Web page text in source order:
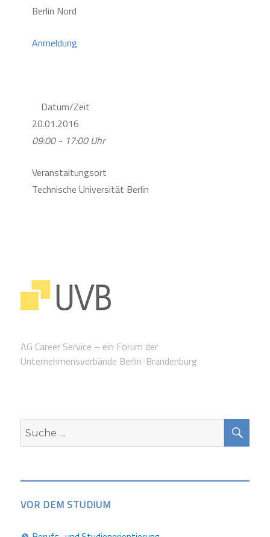
Berlin Nord
Anmeldung
Datum/Zeit
20.01.2016
09:00 - 17:00 Uhr
Veranstaltungsort
Technische Universität Berlin
AG Career Service – ein Forum der
Unternehmensverbände Berlin-Brandenburg
Suche
nach:
VOR DEM STUDIUM